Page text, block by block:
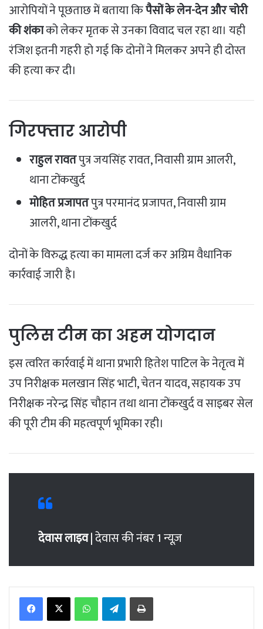
आरोपियों ने पूछताछ में बताया किपैसों के लेन-देन और चोरी
की शंकाको लेकर मृतक से उनका विवाद चल रहा था। यही
रंजिश इतनी गहरी हो गई कि दोनों ने मिलकर अपने ही दोस्त
की हत्या कर दी।
गिरफ्तार आरोपी
राहुल रावतपुत्र जयसिंह रावत, निवासी ग्राम आलरी,
थाना टोंकखुर्द
मोहित प्रजापतपुत्र परमानंद प्रजापत, निवासी ग्राम
आलरी, थाना टोंकखुर्द
दोनों के विरुद्ध हत्या का मामला दर्ज कर अग्रिम वैधानिक
कार्रवाई जारी है।
पुलिस टीम का अहम योगदान
इस त्वरित कार्रवाई में थाना प्रभारी हितेश पाटिल के नेतृत्व में
उप निरीक्षक मलखान सिंह भाटी, चेतन यादव, सहायक उप
निरीक्षक नरेन्द्र सिंह चौहान तथा थाना टोंकखुर्द व साइबर सेल
की पूरी टीम की महत्वपूर्ण भूमिका रही।
देवास लाइव| देवास की नंबर 1 न्यूज़
WhatsAppTelegramPrint